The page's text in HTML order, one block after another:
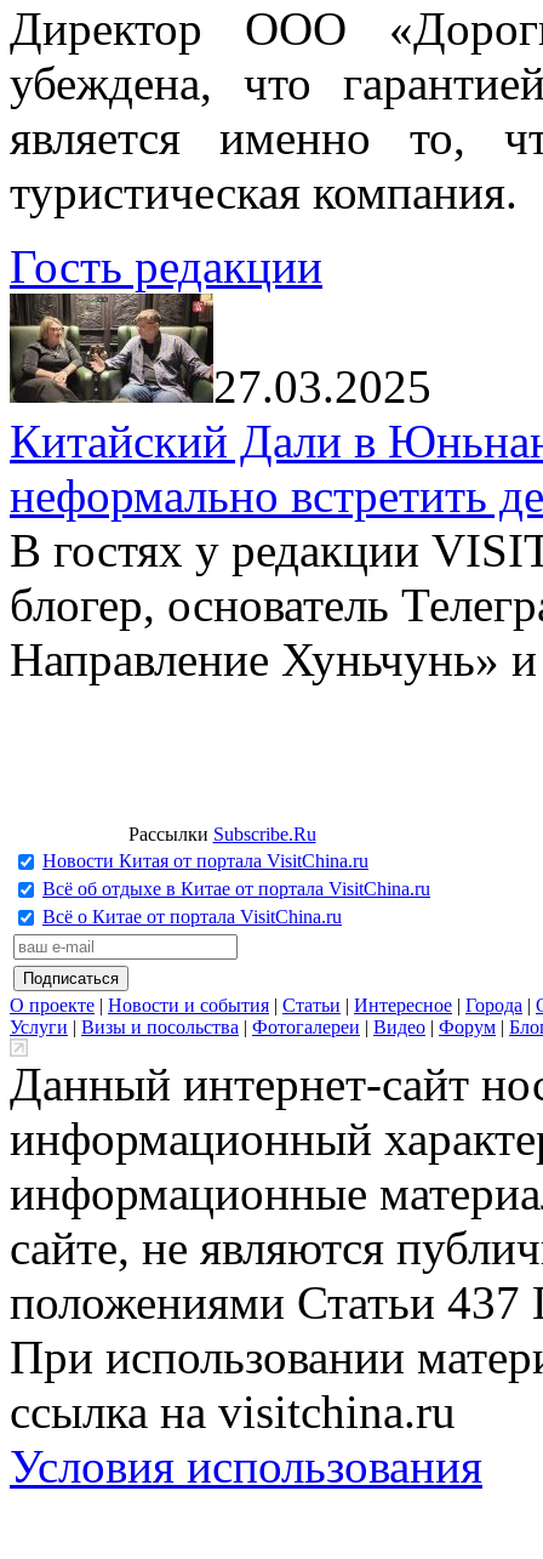
Директор ООО
убеждена, что
является именно то,
туристическая компания.
Гость редакции
27.03.2025
Китайский Дали в
неформально встретить
В гостях у редакции
блогер, основатель
Направление Хуньчунь»
Рассылки Subscribe.Ru
Новости Китая от портала VisitChina.ru
Всё об отдыхе в Китае от портала VisitChina.ru
Всё о Китае от портала VisitChina.ru
О проекте | Новости и события | Статьи | Интересное | Города |
Услуги | Визы и посольства | Фотогалереи | Видео | Форум |
Данный интернет-сайт
информационный
информационные
сайте, не являются
положениями Статьи 437
При использовании
ссылка на visitchina.ru
Условия использования